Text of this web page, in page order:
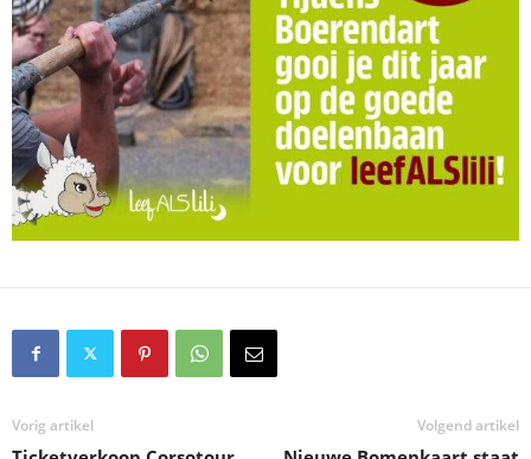
Vorig artikel Volgend artikel